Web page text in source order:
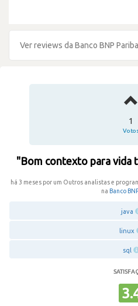
Ver reviews da Banco BNP
1
"Bom contexto para vida
há 3 meses por um Outros analistas e
na Banco
java
linux
sql